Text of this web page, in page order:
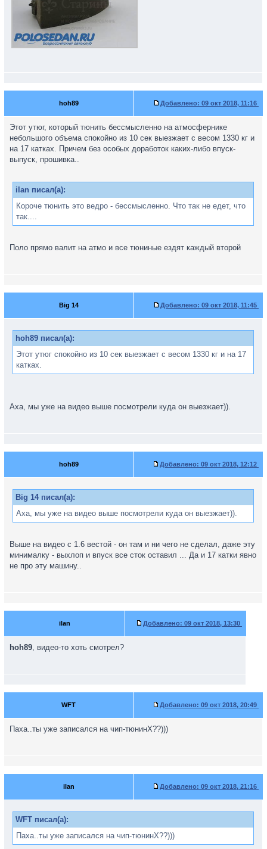
hoh89 Добавлено: 09 окт 2018, 11:16
Этот утюг, который тюнить бессмысленно на атмосфернике
небольшого объема спокойно из 10 сек выезжает с весом 1330 кг и
на 17 катках. Причем без особых доработок каких-либо впуск-
выпуск, прошивка..
ilan писал(а):
Короче тюнить это ведро - бессмысленно. Что так не едет, что
так....
Поло прямо валит на атмо и все тюниные ездят каждый второй
Big 14 Добавлено: 09 окт 2018, 11:45
hoh89 писал(а):
Этот утюг спокойно из 10 сек выезжает с весом 1330 кг и на 17
катках.
Аха, мы уже на видео выше посмотрели куда он выезжает)).
hoh89 Добавлено: 09 окт 2018, 12:12
Big 14 писал(а):
Аха, мы уже на видео выше посмотрели куда он выезжает)).
Выше на видео с 1.6 вестой - он там и ни чего не сделал, даже эту
минималку - выхлоп и впуск все сток оставил ... Да и 17 катки явно
не про эту машину..
ilan Добавлено: 09 окт 2018, 13:30
hoh89, видео-то хоть смотрел?
WFT Добавлено: 09 окт 2018, 20:49
Паха..ты уже записался на чип-тюнинХ??)))
ilan Добавлено: 09 окт 2018, 21:16
WFT писал(а):
Паха..ты уже записался на чип-тюнинХ??)))